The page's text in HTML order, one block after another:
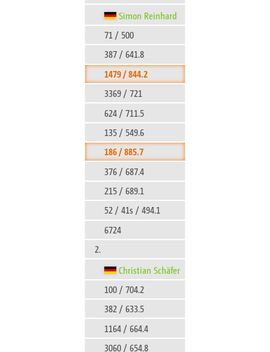
Simon Reinhard
71 / 500
387 / 641.8
1479 / 844.2
3369 / 721
624 / 711.5
135 / 549.6
186 / 885.7
376 / 687.4
215 / 689.1
52 / 41s / 494.1
6724
2.
Christian Schäfer
100 / 704.2
382 / 633.5
1164 / 664.4
3060 / 654.8